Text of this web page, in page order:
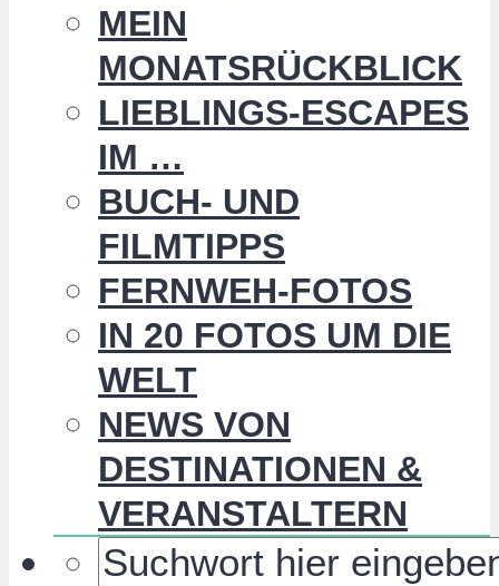
MEIN
MONATSRÜCKBLICK
LIEBLINGS-ESCAPES
IM …
BUCH- UND
FILMTIPPS
FERNWEH-FOTOS
IN 20 FOTOS UM DIE
WELT
NEWS VON
DESTINATIONEN &
VERANSTALTERN